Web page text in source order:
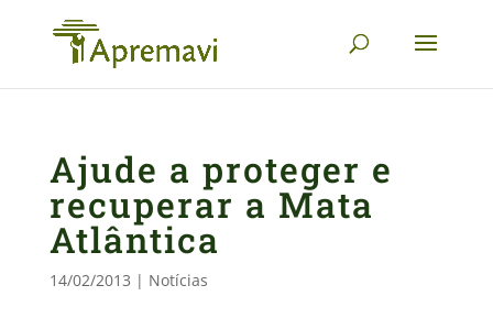
Ajude a proteger e
recuperar a Mata
Atlântica
14/02/2013 | Notícias